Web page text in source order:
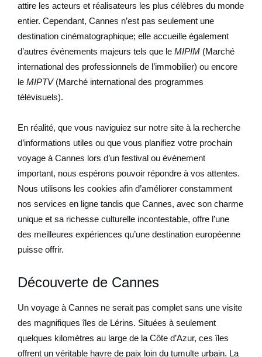
attire les acteurs et réalisateurs les plus célèbres du monde
entier. Cependant, Cannes n’est pas seulement une
destination cinématographique; elle accueille également
d’autres événements majeurs tels que le MIPIM (Marché
international des professionnels de l’immobilier) ou encore
le MIPTV(Marché international des programmes
télévisuels).
En réalité, que vous naviguiez sur notre site à la recherche
d’informations utiles ou que vous planifiez votre prochain
voyage à Cannes lors d’un festival ou évènement
important, nous espérons pouvoir répondre à vos attentes.
Nous utilisons les cookies afin d’améliorer constamment
nos services en ligne tandis que Cannes, avec son charme
unique et sa richesse culturelle incontestable, offre l’une
des meilleures expériences qu’une destination européenne
puisse offrir.
Découverte de Cannes
Un voyage à Cannes ne serait pas complet sans une visite
des magnifiques îles de Lérins. Situées à seulement
quelques kilomètres au large de la Côte d’Azur, ces îles
offrent un véritable havre de paix loin du tumulte urbain. La